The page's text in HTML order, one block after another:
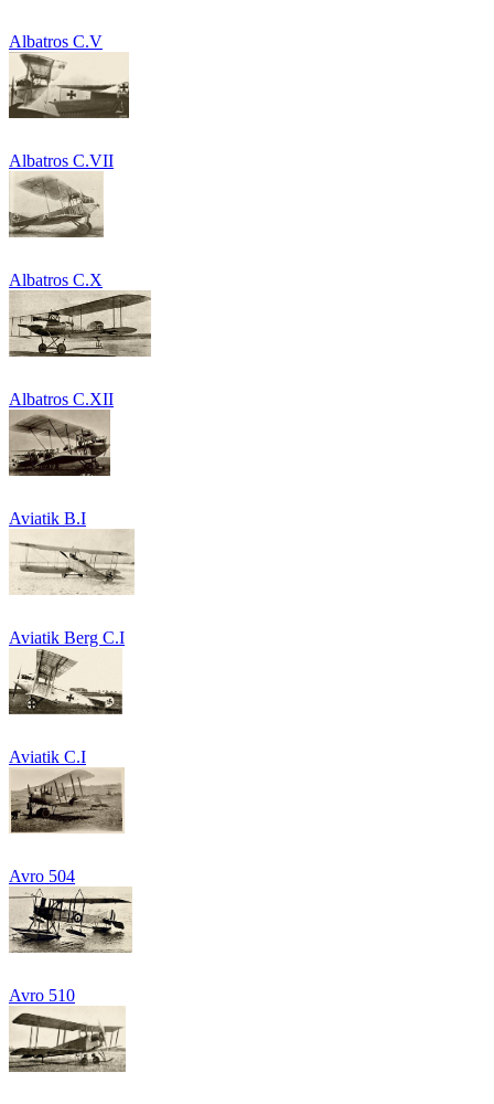
Albatros C.V
Albatros C.VII
Albatros C.X
Albatros C.XII
Aviatik B.I
Aviatik Berg C.I
Aviatik C.I
Avro 504
Avro 510